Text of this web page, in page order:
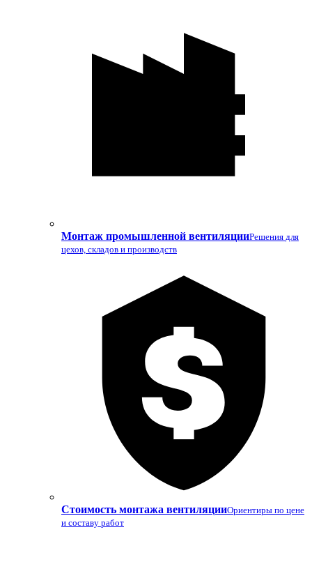
Монтаж промышленной вентиляцииРешения для
цехов, складов и производств
Стоимость монтажа вентиляцииОриентиры по цене
и составу работ